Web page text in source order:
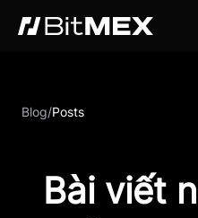
Blog/Posts
Bài viết